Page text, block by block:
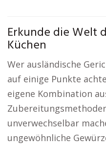
Erkunde die Welt
Küchen
Wer ausländische
auf einige Punkte
eigene Kombination
unverwechselbar
ungewöhnliche